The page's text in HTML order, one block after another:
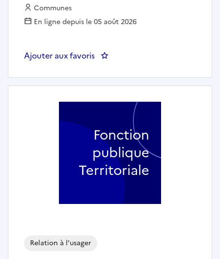
Employeur :
Communes
En ligne depuis le 05 août 2026
Ajouter aux favoris : Chargé(e) d'accueil - Mairie de
Relation à l'usager
Fonction
publique
Territoriale